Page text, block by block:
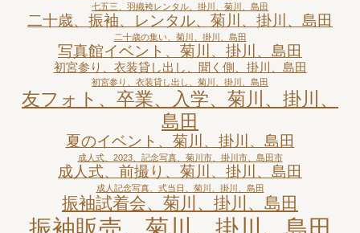
七五三、羽織袴レンタル、掛川、菊川、島田
二十歳、振袖、レンタル、菊川、掛川、島田
二十歳の集い、菊川、掛川、島田
写真館イベント、菊川、掛川、島田
初宮参り、衣装貸し出し、聞く側、掛川、島田
初宮参り、衣装貸し出し、菊川、掛川、島田
友フォト、卒業、入学、菊川、掛川、
島田
夏のイベント、菊川、掛川、島田
成人式、2023、記念写真、菊川市、掛川市、島田市
成人式、前撮り、菊川、掛川、島田
成人記念写真、式当日、菊川、掛川、島田
振袖試着会、菊川、掛川、島田